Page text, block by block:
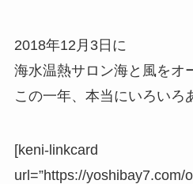
2018年12月3日に
海水温熱サロン海と風をオ
この一年、本当にいろいろ
[keni-linkcard
url=”https://yoshibay7.com/